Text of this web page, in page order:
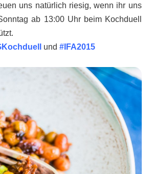
uns natürlich riesig, wenn ihr uns
ab 13:00 Uhr beim Kochduell
und #IFA2015